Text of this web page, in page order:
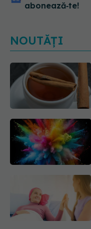
abonează‑te!
NOUTĂȚI